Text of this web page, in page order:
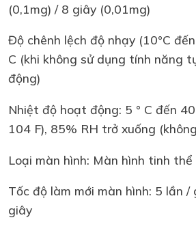
(0,1mg) / 8 giây (0,01mg)
Độ chênh lệch độ nhạy (10°C
C (khi không sử dụng tính năng
động)
Nhiệt độ hoạt động: 5 ° C đến
104 F), 85% RH trở xuống
Loại màn hình: Màn hình tinh thể
Tốc độ làm mới màn hình: 5 lần
giây